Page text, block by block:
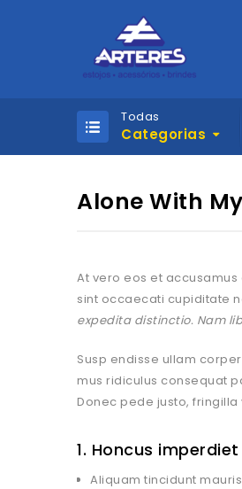
Todas
Categorias
Alone With
At vero eos et
sint occaecati cupiditate
expedita distinctio. Nam
Susp endisse ullam
mus ridiculus consequat
Donec pede justo,
1. Honcus
Aliquam tincidunt